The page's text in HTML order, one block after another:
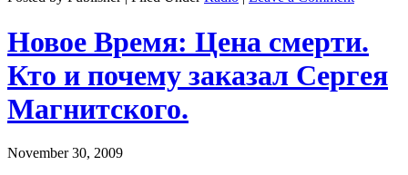
Новое Время: Цена смерти.
Кто и почему заказал Сергея
Магнитского.
November 30, 2009